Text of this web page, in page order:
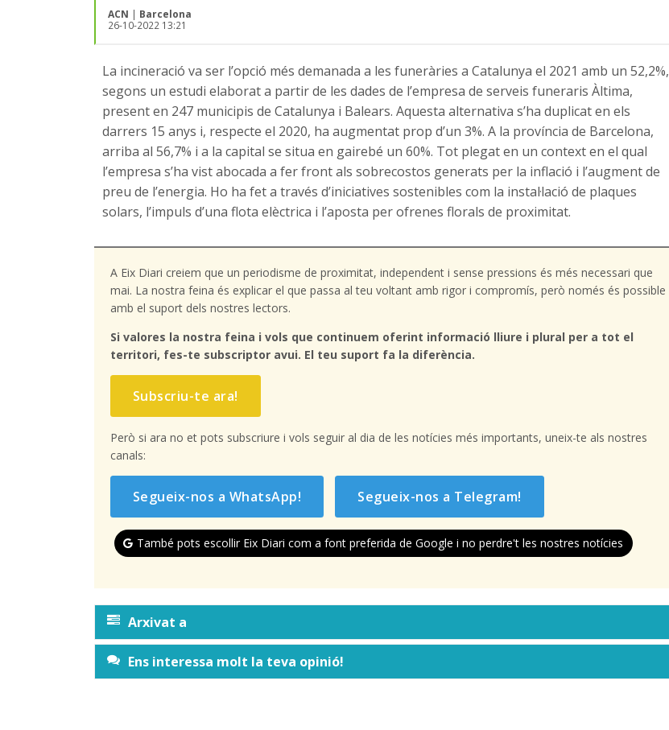
ACN | Barcelona
26-10-2022 13:21
La incineració va ser l’opció més demanada a les funeràries a Catalunya el 2021 amb un 52,2%,
segons un estudi elaborat a partir de les dades de l’empresa de serveis funeraris Àltima,
present en 247 municipis de Catalunya i Balears. Aquesta alternativa s’ha duplicat en els
darrers 15 anys i, respecte el 2020, ha augmentat prop d’un 3%. A la província de Barcelona,
arriba al 56,7% i a la capital se situa en gairebé un 60%. Tot plegat en un context en el qual
l’empresa s’ha vist abocada a fer front als sobrecostos generats per la inflació i l’augment de
preu de l’energia. Ho ha fet a través d’iniciatives sostenibles com la instal·lació de plaques
solars, l’impuls d’una flota elèctrica i l’aposta per ofrenes florals de proximitat.
A Eix Diari creiem que un periodisme de proximitat, independent i sense pressions és més necessari que
mai. La nostra feina és explicar el que passa al teu voltant amb rigor i compromís, però només és possible
amb el suport dels nostres lectors.
Si valores la nostra feina i vols que continuem oferint informació lliure i plural per a tot el
territori, fes-te subscriptor avui. El teu suport fa la diferència.
Subscriu-te ara!
Però si ara no et pots subscriure i vols seguir al dia de les notícies més importants, uneix-te als nostres
canals:
Segueix-nos a WhatsApp! Segueix-nos a Telegram!
També pots escollir Eix Diari com a font preferida de Google i no perdre't les nostres notícies
Arxivat a
Ens interessa molt la teva opinió!